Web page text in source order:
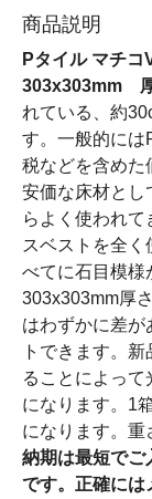
商品説明
Pタイル マチ
303x303mm
れている、約
す。一般的には
税などを含めた
安価な床材とし
らよく使われ
スベストを全
べてに石目模様
303x303mm厚
はわずかに差が
トできます。
ることによっ
になります。1
になります。重
納期は最短でご
です。正確には